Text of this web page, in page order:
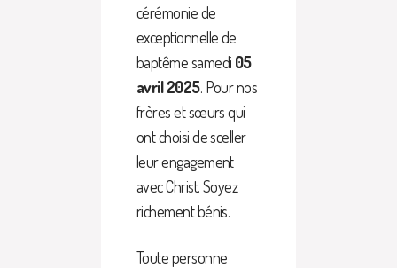
cérémonie de
exceptionnelle de
baptême samedi 05
avril 2025. Pour nos
frères et sœurs qui
ont choisi de sceller
leur engagement
avec Christ. Soyez
richement bénis.
Toute personne